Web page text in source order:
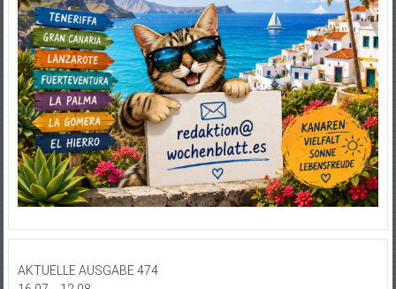
AKTUELLE AUSGABE 474